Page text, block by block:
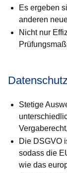
Es ergeben
anderen
Nicht nur
Stetige
Die DSGVO
sodass die
wie das